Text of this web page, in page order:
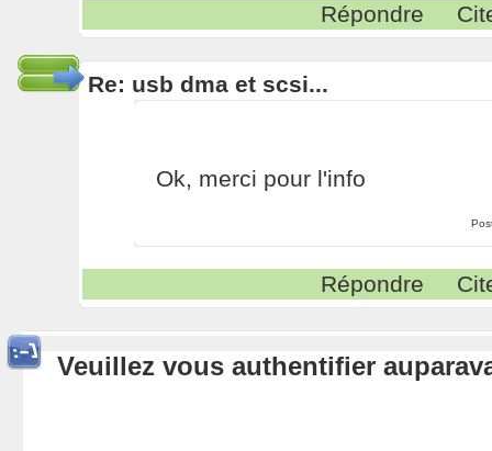
Répondre
Re: usb dma et scsi...
Ok, merci pour l'info
Répondre
Veuillez vous authentifier